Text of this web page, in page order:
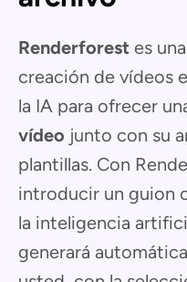
Renderforest es
creación de vídeos
la IA para ofrecer
vídeo junto con su
plantillas. Con
introducir un guion
la inteligencia
generará